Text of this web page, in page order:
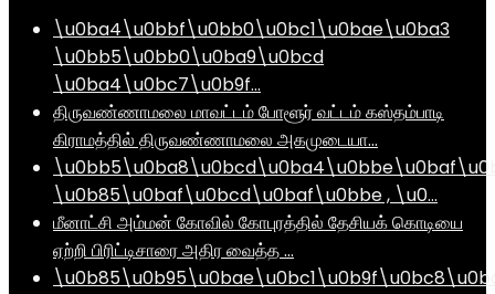
\u0ba4\u0bbf\u0bb0\u0bc1\u0bae\u0ba3
\u0bb5\u0bb0\u0ba9\u0bcd
\u0ba4\u0bc7\u0b9f…
திருவண்ணாமலை மாவட்டம் போளூர் வட்டம் கஸ்தம்பாடி
கிராமத்தில் திருவண்ணாமலை அகமுடையா…
\u0b85\u0baf\u0bcd\u0baf\u0bbe , \u0…
மீனாட்சி அம்மன் கோவில் கோபுரத்தில் தேசியக் கொடியை
ஏற்றி பிரிட்டிசாரை அதிர வைத்த …